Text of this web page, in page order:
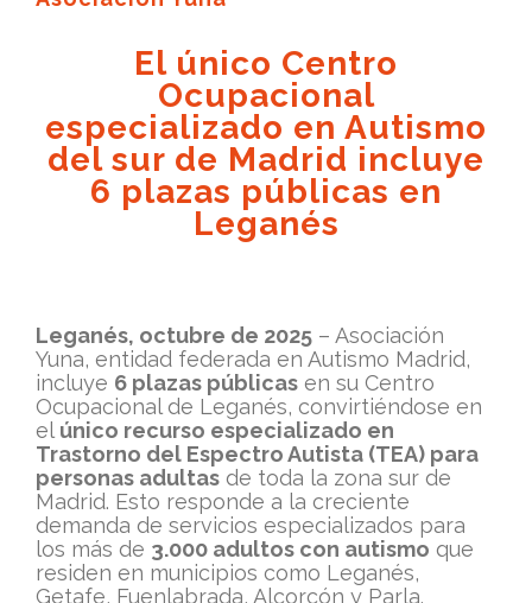
El único Centro
Ocupacional
especializado en Autismo
del sur de Madrid incluye
6 plazas públicas en
Leganés
Leganés, octubre de 2025 – Asociación
Yuna, entidad federada en Autismo Madrid,
incluye 6 plazas públicas en su Centro
Ocupacional de Leganés, convirtiéndose en
el único recurso especializado en
Trastorno del Espectro Autista (TEA) para
personas adultas de toda la zona sur de
Madrid. Esto responde a la creciente
demanda de servicios especializados para
los más de 3.000 adultos con autismo que
residen en municipios como Leganés,
Getafe, Fuenlabrada, Alcorcón y Parla.